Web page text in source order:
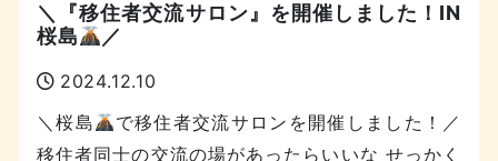
＼『移住者交流サロン』を開催しました！IN
桜島
／
2024.12.10
＼桜島
で移住者交流サロンを開催しました！／
移住者同士の交流の場があったらいいな せっかく